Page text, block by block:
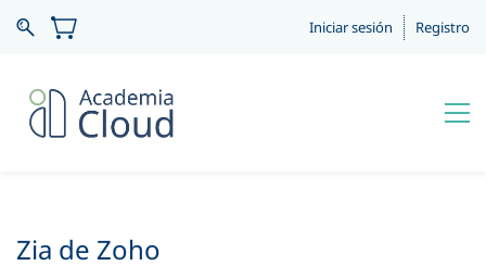
Iniciar sesión Registro
Zia de Zoho